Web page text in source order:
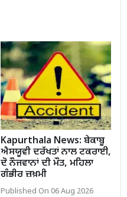
Kapurthala News: ਬੇਕਾਬੂ
ਐਸਯੂਵੀ ਦਰੱਖਤਾਂ ਨਾਲ ਟਕਰਾਈ,
ਦੋ ਨੌਜਵਾਨਾਂ ਦੀ ਮੌਤ, ਮਹਿਲਾ
ਗੰਭੀਰ ਜ਼ਖ਼ਮੀ
Published On 06 Aug 2026